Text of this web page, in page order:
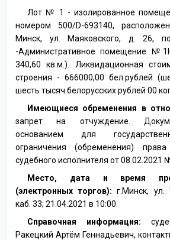
Лот № 1 - изолированное
номером 500/D-693140,
Минск, ул. Маяковского, д. 26,
-Административное помещение
340,60 кв.м.). Ликвидационная
строения - 666000,00 бел.рублей
шесть тысяч белорусских рублей 00
Имеющиеся обременения в
запрет на отчуждение.
основанием для
ограничения (обременения)
судебного исполнителя от 08.02.2021
Место, дата и время
(электронных торгов): г.Минск, ул.
каб. 33; 21.04.2021 в 10:00.
Справочная информация:
Ракецкий Артём Геннадьевич,